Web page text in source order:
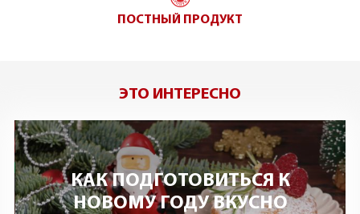
ПОСТНЫЙ ПРОДУКТ
ЭТО ИНТЕРЕСНО
КАКИЕ ПРОДУКТЫ
КУПИТЬ В «ЕРМОЛИНО»